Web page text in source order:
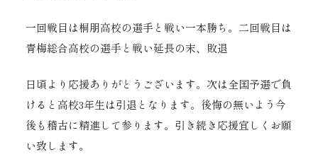
一回戦目は桐朋高校の選手と戦い一本勝ち。二回戦目は
青梅総合高校の選手と戦い延長の末、敗退
日頃より応援ありがとうございます。次は全国予選で負
けると高校3年生は引退となります。後悔の無いよう今
後も稽古に精進して参ります。引き続き応援宜しくお願
い致します。